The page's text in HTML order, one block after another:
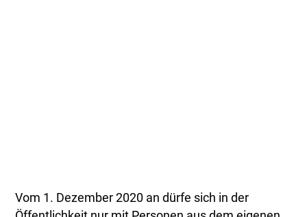
Vom 1. Dezember 2020 an dürfe sich in der